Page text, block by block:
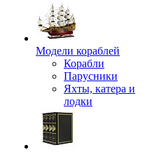
Модели кораблей
Корабли
Парусники
Яхты, катера и
лодки